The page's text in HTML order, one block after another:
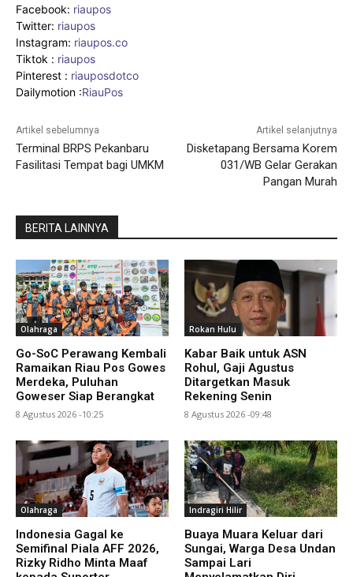
Facebook: riaupos
Twitter: riaupos
Instagram: riaupos.co
Tiktok : riaupos
Pinterest : riauposdotco
Dailymotion :RiauPos
Artikel sebelumnya
Terminal BRPS Pekanbaru
Fasilitasi Tempat bagi UMKM
Artikel selanjutnya
Disketapang Bersama Korem
031/WB Gelar Gerakan
Pangan Murah
BERITA LAINNYA
Olahraga
Go-SoC Perawang Kembali
Ramaikan Riau Pos Gowes
Merdeka, Puluhan
Goweser Siap Berangkat
8 Agustus 2026 -10:25
Rokan Hulu
Kabar Baik untuk ASN
Rohul, Gaji Agustus
Ditargetkan Masuk
Rekening Senin
8 Agustus 2026 -09:48
Olahraga
Indonesia Gagal ke
Semifinal Piala AFF 2026,
Rizky Ridho Minta Maaf
Indragiri Hilir
Buaya Muara Keluar dari
Sungai, Warga Desa Undan
Sampai Lari